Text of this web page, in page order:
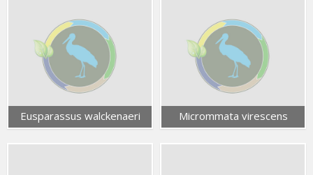
Eusparassus walckenaeri Micrommata virescens